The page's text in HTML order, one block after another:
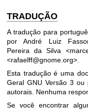
TRADUÇÃO
A tradução para
por André Luiz
Pereira da Silva
<rafaelff@gnome.org>.
Esta tradução é uma
Geral GNU Versão 3 ou
autorais. Nenhuma
Se você encontrar